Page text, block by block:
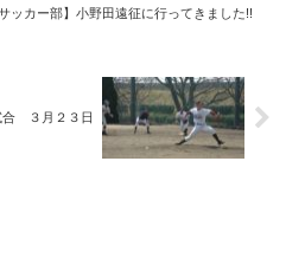
サッカー部】小野田遠征に行ってきました!!
３月２３日